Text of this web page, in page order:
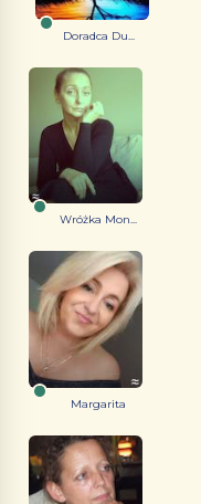
Doradca Du...
Wróżka Mon...
Margarita